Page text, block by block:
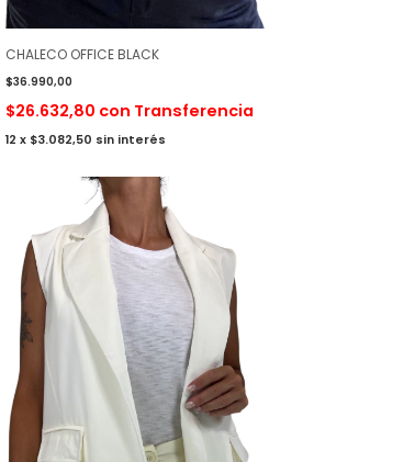
CHALECO OFFICE BLACK
$36.990,00
$26.632,80 con Transferencia
12 x $3.082,50 sin interés